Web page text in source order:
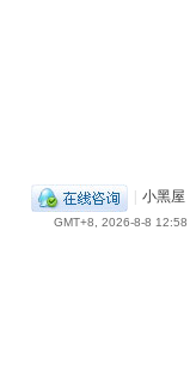
小黑屋
GMT+8, 2026-8-8 12:58